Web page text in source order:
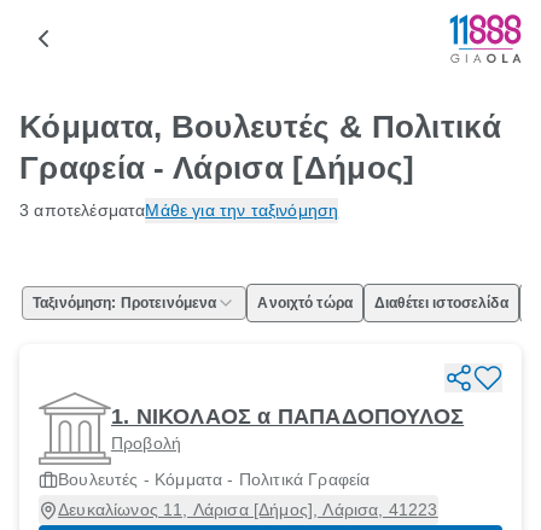
Κόμματα, Βουλευτές & Πολιτικά
Γραφεία - Λάρισα [Δήμος]
3 αποτελέσματαΜάθε για την ταξινόμηση
Ταξινόμηση: Προτεινόμενα Ανοιχτό τώρα Διαθέτει ιστοσελίδα
1. ΝΙΚΟΛΑΟΣ α ΠΑΠΑΔΟΠΟΥΛΟΣ
Προβολή
Βουλευτές - Κόμματα - Πολιτικά Γραφεία
Δευκαλίωνος 11, Λάρισα [Δήμος], Λάρισα, 41223